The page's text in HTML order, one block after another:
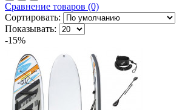
Сравнение товаров (0)
Сортировать:
Показывать:
-15%